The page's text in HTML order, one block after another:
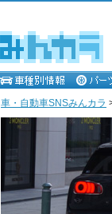
車・自動車SNSみんカラ